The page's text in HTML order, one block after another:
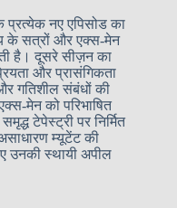
नए एपिसोड का
के सत्रों और एक्स-मेन
है। दूसरे सीज़न का
और प्रासंगिकता
गतिशील संबंधों की
मेन को परिभाषित
टेपेस्ट्री पर निर्मित
म्यूटेंट की
उनकी स्थायी अपील